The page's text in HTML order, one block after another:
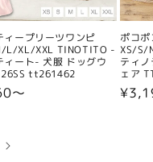
ィープリーツワンピ
L/XL/XXL TINOTITO -
ィート- 犬服 ドッグウ
tt261462
〜
ポコ
XS/S/
ティ
ェア
通